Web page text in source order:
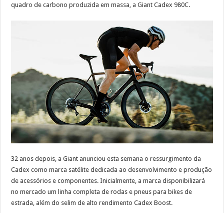
quadro de carbono produzida em massa, a Giant Cadex 980C.
32 anos depois, a Giant anunciou esta semana o ressurgimento da
Cadex como marca satélite dedicada ao desenvolvimento e produção
de acessórios e componentes. Inicialmente, a marca disponibilizará
no mercado um linha completa de rodas e pneus para bikes de
estrada, além do selim de alto rendimento Cadex Boost.